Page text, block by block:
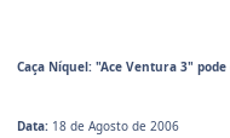
Caça Níquel: "Ace Ventura 3"
Data: 18 de Agosto de 2006